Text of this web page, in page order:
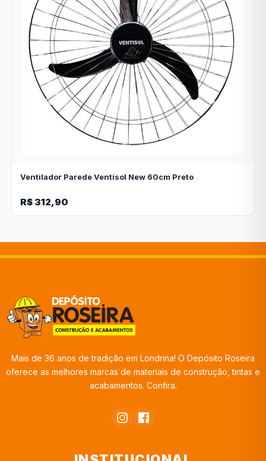
Ventilador Parede Ventisol New 60cm Preto
R$ 312,90
Mais de 36 anos de tradição em Londrina! O Depósito Roseira
oferece as melhores marcas de materiais de construção, tintas e
acabamentos. Confira.